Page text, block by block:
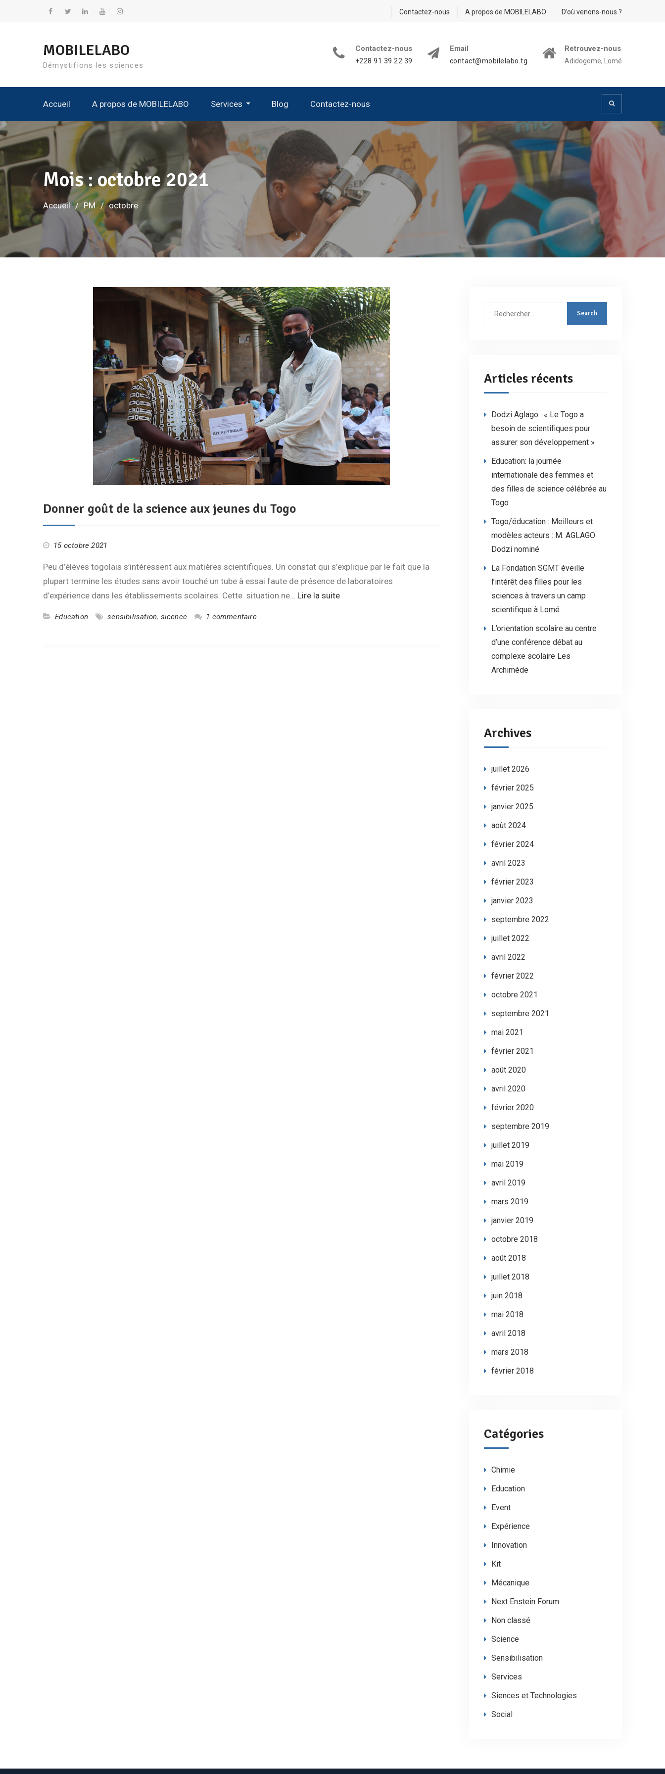
Contactez-nous A propos de MOBILELABO D’où venons-nous ?
MOBILELABO
Démystifions les sciences
Contactez-nous
+228 91 39 22 39
Email
contact@mobilelabo.tg
Retrouvez-nous
Adidogome, Lomé
Accueil A propos de MOBILELABO Services Blog Contactez-nous
Mois :octobre 2021
Accueil PM octobre
Donner goût de la science aux jeunes du Togo
15 octobre 2021
Peu d’élèves togolais s’intéressent aux matières scientifiques. Un constat qui s’explique par le fait que la
plupart termine les études sans avoir touché un tube à essai faute de présence de laboratoires
d’expérience dans les établissements scolaires. Cette situation ne… Lire la suite
Education sensibilisation, sicence 1 commentaire
Rechercher
Articles récents
Dodzi Aglago : « Le Togo a
besoin de scientifiques pour
assurer son développement »
Education: la journée
internationale des femmes et
des filles de science célébrée au
Togo
Togo/éducation : Meilleurs et
modèles acteurs : M. AGLAGO
Dodzi nominé
La Fondation SGMT éveille
l’intérêt des filles pour les
sciences à travers un camp
scientifique à Lomé
L’orientation scolaire au centre
d’une conférence débat au
complexe scolaire Les
Archimède
Archives
juillet 2026
février 2025
janvier 2025
août 2024
février 2024
avril 2023
février 2023
janvier 2023
septembre 2022
juillet 2022
avril 2022
février 2022
octobre 2021
septembre 2021
mai 2021
février 2021
août 2020
avril 2020
février 2020
septembre 2019
juillet 2019
mai 2019
avril 2019
mars 2019
janvier 2019
octobre 2018
août 2018
juillet 2018
juin 2018
mai 2018
avril 2018
mars 2018
février 2018
Catégories
Chimie
Education
Event
Expérience
Innovation
Kit
Mécanique
Next Enstein Forum
Non classé
Science
Sensibilisation
Services
Siences et Technologies
Social